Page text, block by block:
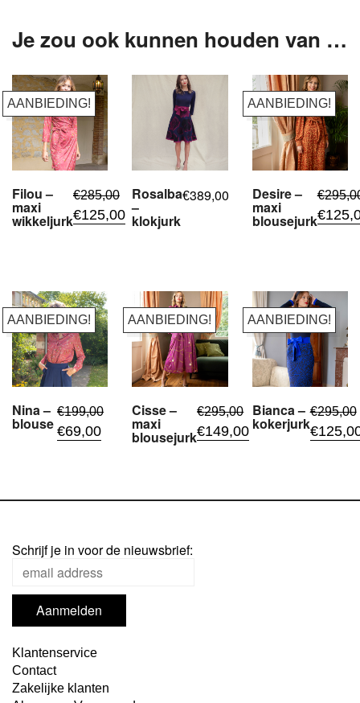
Je zou ook kunnen houden van …
AANBIEDING!
Filou –
maxi
wikkeljurk
€285,00
Oorspronkelijke
prijs
€125,00Huidige
prijs
Rosalba
–
klokjurk
€389,00
AANBIEDING!
Desire –
maxi
blousejurk
€
prijs
€
AANBIEDING!
Nina –
blouse
€199,00
Oorspronkelijke
prijs
€69,00Huidige
prijs
AANBIEDING!
Cisse –
maxi
blousejurk
€295,00
Oorspronkelijke
prijs
€149,00Huidige
prijs
AANBIEDING!
Bianca –
kokerjurk
€295,00
prijs
€
Schrijf je in voor de nieuwsbrief:
Klantenservice
Contact
Zakelijke klanten